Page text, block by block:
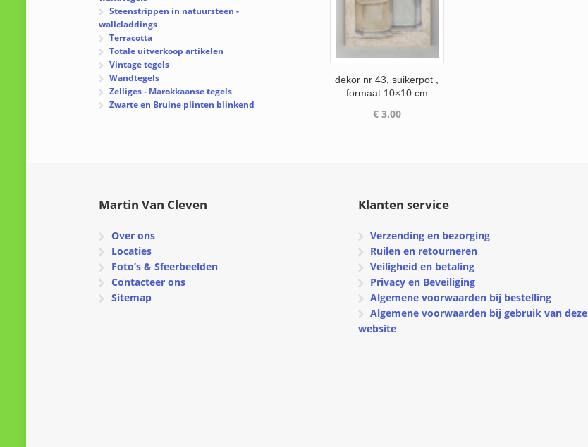
dekor nr 43, suikerpot ,
formaat 10×10 cm
€3.00
Steenstrippen in natuursteen -
wallcladdings
Terracotta
Totale uitverkoop artikelen
Vintage tegels
Wandtegels
Zelliges - Marokkaanse tegels
Zwarte en Bruine plinten blinkend
Martin Van Cleven
Over ons
Locaties
Foto’s & Sfeerbeelden
Contacteer ons
Sitemap
Klanten service
Verzending en bezorging
Ruilen en retourneren
Veiligheid en betaling
Privacy en Beveiliging
Algemene voorwaarden bij bestelling
Algemene voorwaarden bij gebruik van deze
website